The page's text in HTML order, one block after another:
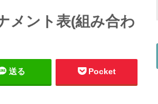
メント表(組み合わ
送る Pocket